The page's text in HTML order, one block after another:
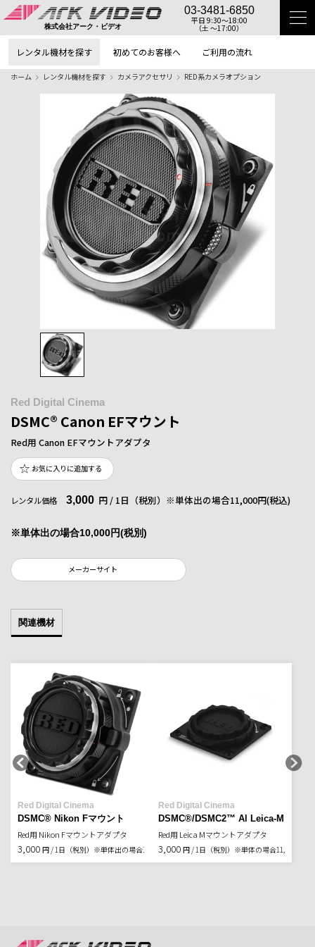
株式会社アーク・ビデオ
03-3481-6850
平日 9:30〜18:00
（土 〜17:00）
レンタル機材を探す 初めてのお客様へ ご利用の流れ
ホーム レンタル機材を探す カメラアクセサリ RED系カメラオプション
Red Digital Cinema
DSMC® Canon EFマウント
Red用 Canon EFマウントアダプタ
お気に入りに追加する
レンタル価格 3,000 円 / 1日（税別） ※単体出の場合11,000円(税込)
※単体出の場合10,000円(税別)
メーカーサイト
関連機材
Red Digital Cinema
DSMC® Nikon Fマウント
Red用 Nikon Fマウントアダプタ
3,000 円 / 1日（税別） ※単体出の場合11,000円(税込)
Red Digital Cinema
DSMC®/DSMC2™ Al Leica-Mマウン
Red用 Leica Mマウントアダプタ
3,000 円 / 1日（税別） ※単体の場合11,000円(税